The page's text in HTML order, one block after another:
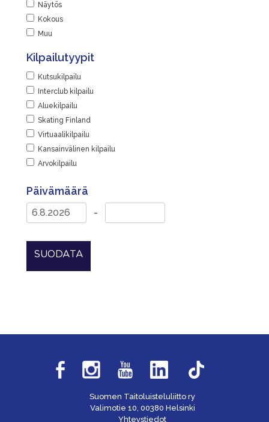
Näytös
Kokous
Muu
Kilpailutyypit
Kutsukilpailu
Interclub kilpailu
Aluekilpailu
Skating Finland
Virtuaalikilpailu
Kansainvälinen kilpailu
Arvokilpailu
Päivämäärä
-
SUODATA
Suomen Taitoluisteluliitto ry
Valimotie 10, 00380 Helsinki
Yhteystiedot